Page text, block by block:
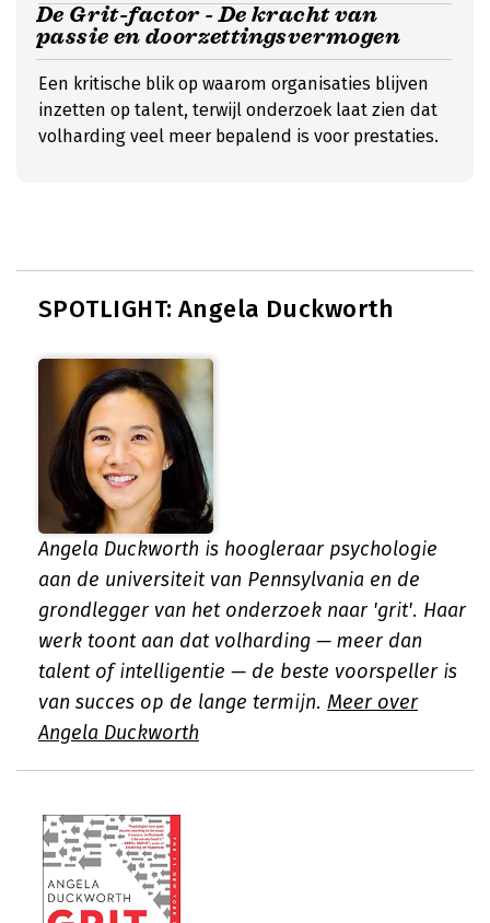
De Grit-factor - De kracht van
passie en doorzettingsvermogen
Een kritische blik op waarom organisaties blijven
inzetten op talent, terwijl onderzoek laat zien dat
volharding veel meer bepalend is voor prestaties.
SPOTLIGHT: Angela Duckworth
Angela Duckworth is hoogleraar psychologie
aan de universiteit van Pennsylvania en de
grondlegger van het onderzoek naar 'grit'. Haar
werk toont aan dat volharding — meer dan
talent of intelligentie — de beste voorspeller is
van succes op de lange termijn. Meer over
Angela Duckworth